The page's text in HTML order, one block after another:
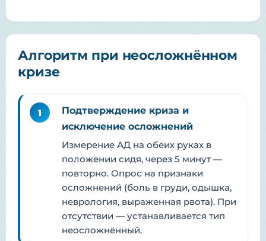
Алгоритм при неосложнённом
кризе
1
Подтверждение криза и
исключение осложнений
Измерение АД на обеих руках в
положении сидя, через 5 минут —
повторно. Опрос на признаки
осложнений (боль в груди, одышка,
неврология, выраженная рвота). При
отсутствии — устанавливается тип
неосложнённый.